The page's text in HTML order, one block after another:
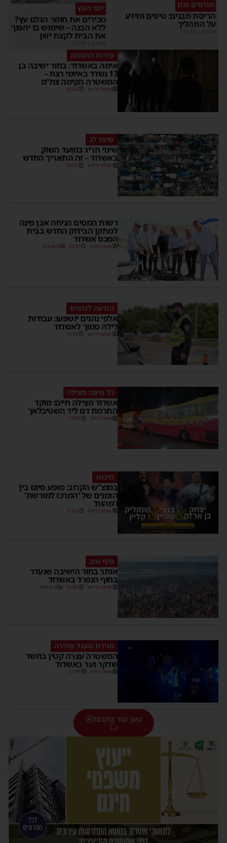
הורסים נכון
הריסת מבנים: טיפים ומידע
על התהליך
מקודם
יופי העץ
מכירים את חומר הגלם עץ?
ללא הבנה – שימוש בו יהפוך
את הבית לקצת ישן
מקודם
פירות ההסתה
אימה באשדוד: בחור ישיבה בן
13 נשדד באיומי רצח –
המשטרה הקימה צח”מ
מנחם דויטש 22:32
שימו לב
שינוי חריג במועד השוק
באשדוד – זה התאריך החדש
מנחם דויטש 16:07
רשות המסים הניחה אבן פינה
למתקן הבידוק החדש בבית
המכס אשדוד
משה קאהן 15:37 2 תגובות
הודעה לנהגים
אלפי נהגים יושפעו: עבודות
לילה סמוך לאשדוד
מנחם דויטש 11:10
כל טיפה מצילה
אשדוד מצילה חיים: מוקד
התרמת דם ליד השטיבלאך
משה קאהן 11:05
היכונו
במוצ”ש הקרוב: מופע סיום בין
הזמנים של 'המרכז למורשת'
ו'מהות'
מנחם דויטש 11:01
סוף טוב
אותר בחור הישיבה שנעדר
בחוף הנפרד באשדוד
מנחם דויטש 22:08 3 תגובות
סגירת מעגל מהירה
המשטרה עצרה קטין בחשד
שדקר נער באשדוד
משה קאהן 21:59
טען עוד כתבות